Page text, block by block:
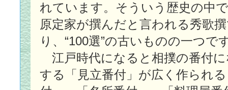
れています。そういう歴史の中
原定家が撰んだと言われる秀歌
り、“100選”の古いものの一つで
江戸時代になると相撲の番付
する「見立番付」が広く作られ